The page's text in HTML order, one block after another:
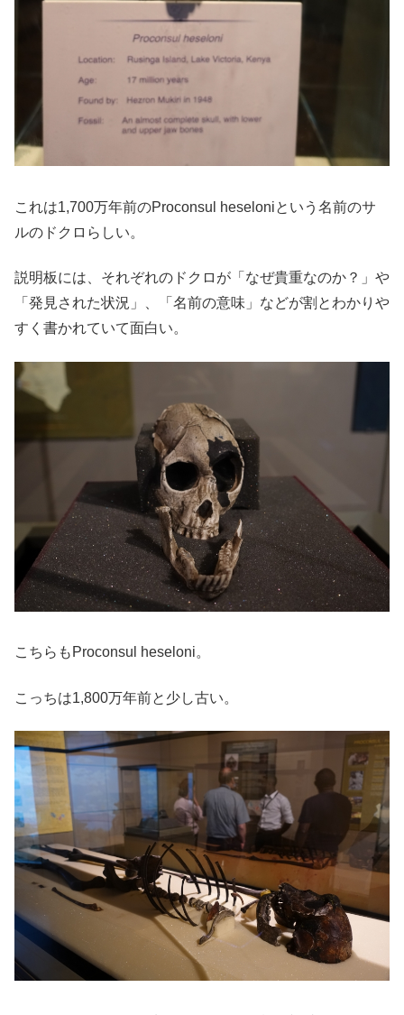
これは1,700万年前のProconsul heseloniという名前のサ
ルのドクロらしい。
説明板には、それぞれのドクロが「なぜ貴重なのか？」や
「発見された状況」、「名前の意味」などが割とわかりや
すく書かれていて面白い。
こちらもProconsul heseloni。
こっちは1,800万年前と少し古い。